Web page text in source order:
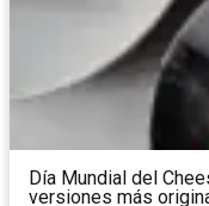
Día Mundial del
versiones más